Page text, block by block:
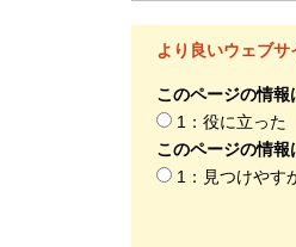
より良いウェブ
このページの情報
1：役に立った
このページの情報
1：見つけやす